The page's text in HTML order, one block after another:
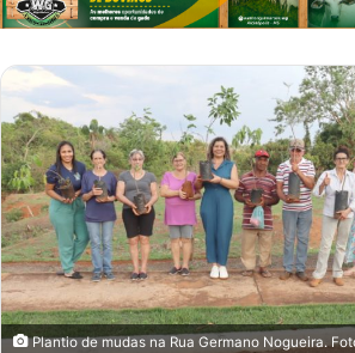
Plantio de mudas na Rua Germano Nogueira.